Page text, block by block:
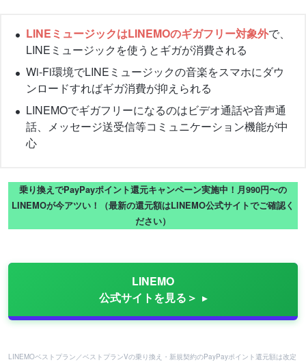
LINEミュージックはLINEMOのギガフリー対象外で、
LINEミュージックを使うとギガが消費される
Wi-Fi環境でLINEミュージックの音楽をスマホにダウ
ンロードすればギガ消費が抑えられる
LINEMOでギガフリーになるのはビデオ通話や音声通
話、メッセージ送受信等コミュニケーション機能が中
心
乗り換えでPayPayポイント還元キャンペーン実施中！月990円〜の
LINEMOが今アツい！（最新の還元額はLINEMO公式サイトでご確認く
ださい）
LINEMO
公式サイトを見る＞
LINEMOベストプラン／ベストプランVの乗り換え・新規契約のPayPayポイント還元額は改定